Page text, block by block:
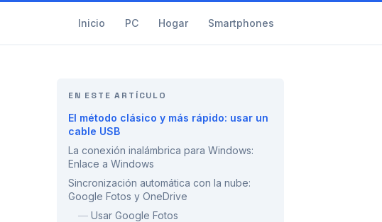
Inicio PC Hogar Smartphones
EN ESTE ARTÍCULO
El método clásico y más rápido: usar un
cable USB
La conexión inalámbrica para Windows:
Enlace a Windows
Sincronización automática con la nube:
Google Fotos y OneDrive
— Usar Google Fotos